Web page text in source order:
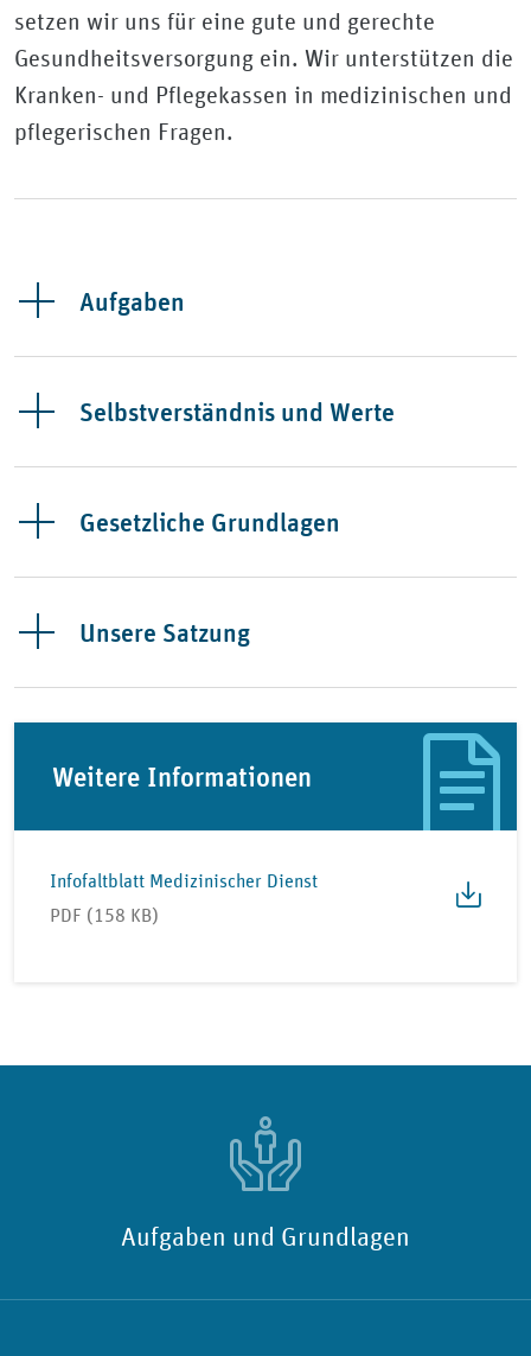
setzen wir uns für eine gute und gerechte
Gesundheitsversorgung ein. Wir unterstützen die
Kranken- und Pflegekassen in medizinischen und
pflegerischen Fragen.
Aufgaben
Selbstverständnis und Werte
Gesetzliche Grundlagen
Unsere Satzung
Weitere Informationen
Infofaltblatt Medizinischer Dienst
PDF (158 KB)
Aufgaben und Grundlagen